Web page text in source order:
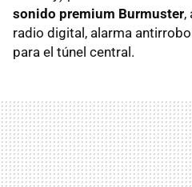
sonido premium Burmuster,
radio digital, alarma
para el túnel central.